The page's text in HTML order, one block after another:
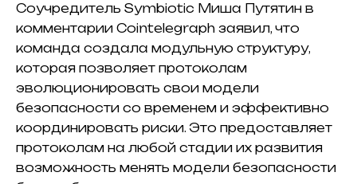
Соучредитель Symbiotic Миша Путятин в
комментарии Cointelegraph заявил, что
команда создала модульную структуру,
которая позволяет протоколам
эволюционировать свои модели
безопасности со временем и эффективно
координировать риски. Это предоставляет
протоколам на любой стадии их развития
возможность менять модели безопасности